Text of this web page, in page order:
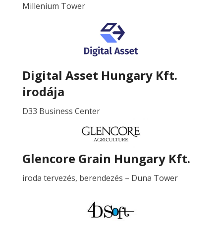
Millenium Tower
Digital Asset Hungary Kft.
irodája
D33 Business Center
Glencore Grain Hungary Kft.
iroda tervezés, berendezés – Duna Tower